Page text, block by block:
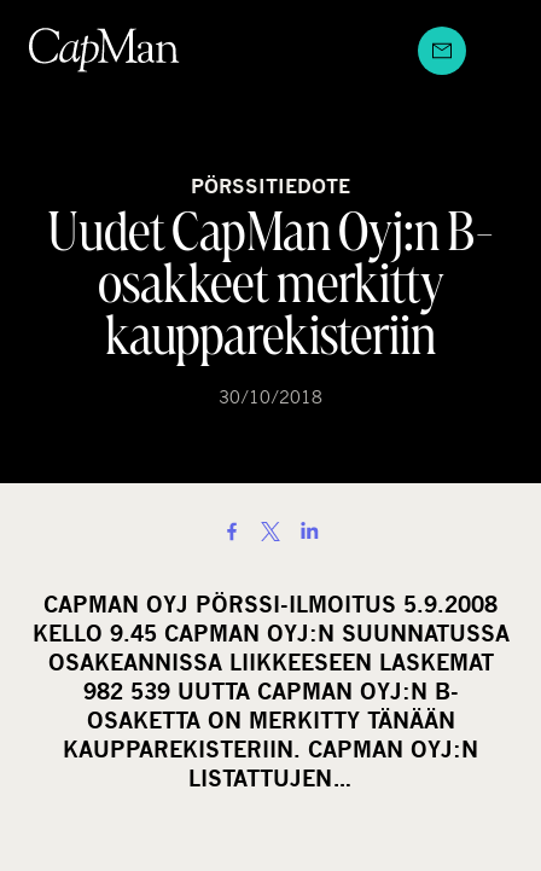
sisältöön
PÖRSSITIEDOTE
Uudet CapMan Oyj:n B-
osakkeet merkitty
kaupparekisteriin
30/10/2018
a
r
e
o
n
s
o
CAPMAN OYJ PÖRSSI-ILMOITUS 5.9.2008
KELLO 9.45 CAPMAN OYJ:N SUUNNATUSSA
OSAKEANNISSA LIIKKEESEEN LASKEMAT
982 539 UUTTA CAPMAN OYJ:N B-
OSAKETTA ON MERKITTY TÄNÄÄN
KAUPPAREKISTERIIN. CAPMAN OYJ:N
LISTATTUJEN…